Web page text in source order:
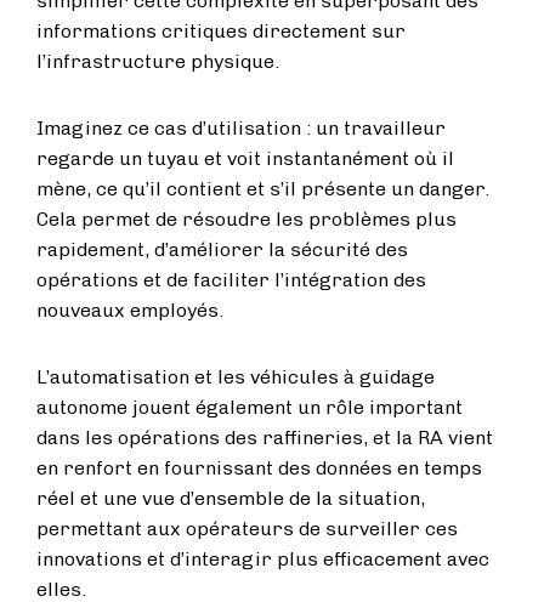
informations critiques directement sur
l’infrastructure physique.
Imaginez ce cas d’utilisation : un travailleur
regarde un tuyau et voit instantanément où il
mène, ce qu’il contient et s’il présente un danger.
Cela permet de résoudre les problèmes plus
rapidement, d’améliorer la sécurité des
opérations et de faciliter l’intégration des
nouveaux employés.
L’automatisation et les véhicules à guidage
autonome jouent également un rôle important
dans les opérations des raffineries, et la RA vient
en renfort en fournissant des données en temps
réel et une vue d’ensemble de la situation,
permettant aux opérateurs de surveiller ces
innovations et d’interagir plus efficacement avec
elles.